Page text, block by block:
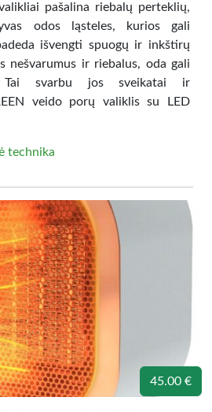
pašalina riebalų perteklių,
odos ląsteles, kurios gali
išvengti spuogų ir inkštirų
nešvarumus ir riebalus, oda gali
Tai svarbu jos sveikatai ir
veido porų valiklis su LED
technika
45.00 €